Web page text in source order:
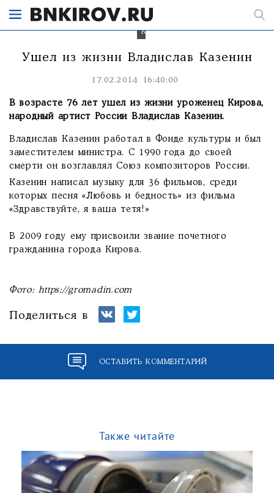
Владислав
Казенин
Ушел из жизни Владислав Казенин
17.02.2014 16:40:00
В возрасте 76 лет ушел из жизни уроженец Кирова,
народный артист России Владислав Казенин.
Владислав Казенин работал в Фонде культуры и был
заместителем министра. С 1990 года до своей
смерти он возглавлял Союз композиторов России.
Казенин написал музыку для 36 фильмов, среди
которых песня «Любовь и бедность» из фильма
«Здравствуйте, я ваша тетя!»
В 2009 году ему присвоили звание почетного
гражданина города Кирова.
Фото: https://gromadin.com
Поделиться в
ОСТАВИТЬ КОММЕНТАРИЙ
Также читайте